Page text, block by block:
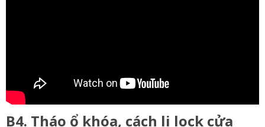
B4. Tháo ổ khóa, cách li lock cửa